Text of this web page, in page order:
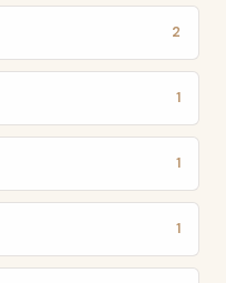
2
1
1
1